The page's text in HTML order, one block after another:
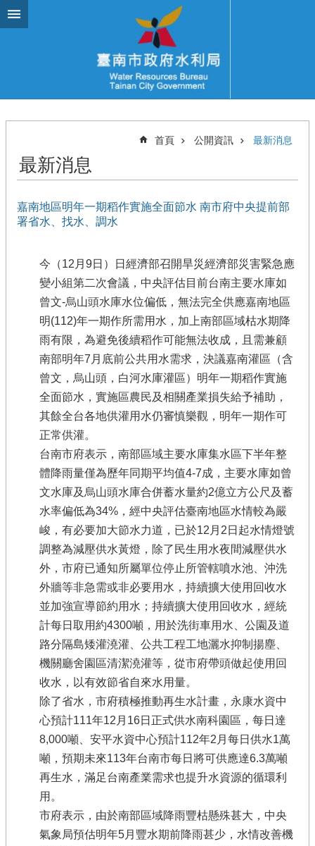
跳到主要內容區塊
首頁 公開資訊 最新消息
最新消息
嘉南地區明年一期稻作實施全面節水 南市府中央提前部
署省水、找水、調水
今（12月9日）日經濟部召開旱災經濟部災害緊急應
變小組第二次會議，中央評估目前台南主要水庫如
曾文-烏山頭水庫水位偏低，無法完全供應嘉南地區
明(112)年一期作所需用水，加上南部區域枯水期降
雨有限，為避免後續稻作可能無法收成，且需兼顧
南部明年7月底前公共用水需求，決議嘉南灌區（含
曾文，烏山頭，白河水庫灌區）明年一期稻作實施
全面節水，實施區農民及相關產業損失給予補助，
其餘全台各地供灌用水仍審慎樂觀，明年一期作可
正常供灌。
台南市府表示，南部區域主要水庫集水區下半年整
體降雨量僅為歷年同期平均值4-7成，主要水庫如曾
文水庫及烏山頭水庫合併蓄水量約2億立方公尺及蓄
水率偏低為34%，經中央評估臺南地區水情較為嚴
峻，有必要加大節水力道，已於12月2日起水情燈號
調整為減壓供水黃燈，除了民生用水夜間減壓供水
外，市府已通知所屬單位停止所管轄噴水池、沖洗
外牆等非急需或非必要用水，持續擴大使用回收水
並加強宣導節約用水；持續擴大使用回收水，經統
計每日取用約4300噸，用於洗街車用水、公園及道
路分隔島矮灌澆灌、公共工程工地灑水抑制揚塵、
機關廳舍園區清潔澆灌等，從市府帶頭做起使用回
收水，以有效節省自來水用量。
除了省水，市府積極推動再生水計畫，永康水資中
心預計111年12月16日正式供水南科園區，每日達
8,000噸、安平水資中心預計112年2月每日供水1萬
噸，預期未來113年台南市每日將可供應達6.3萬噸
再生水，滿足台南產業需求也提升水資源的循環利
用。
市府表示，由於南部區域降雨豐枯懸殊甚大，中央
氣象局預估明年5月豐水期前降雨甚少，水情改善機